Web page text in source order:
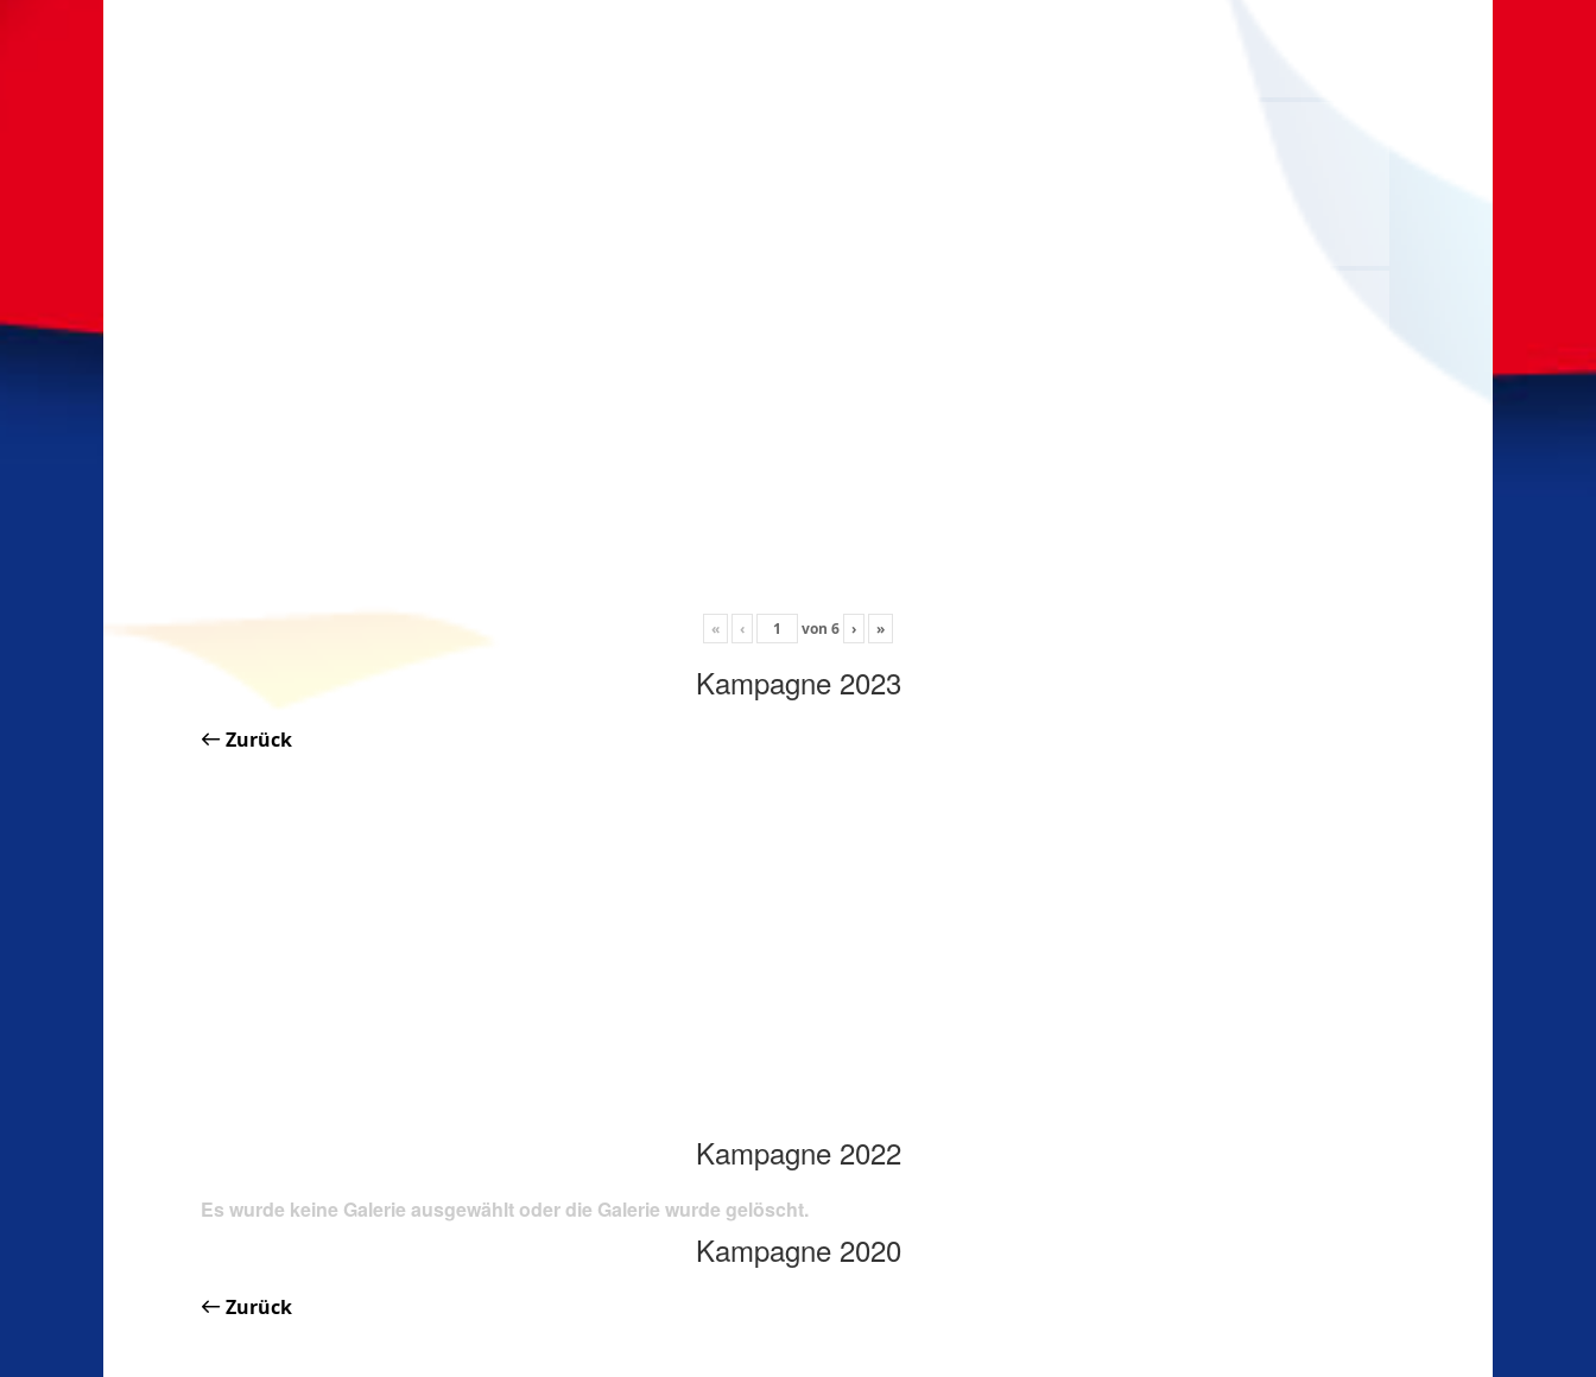
« ‹ von 6 › »
Kampagne 2023
Zurück
Kampagne 2022
Es wurde keine Galerie ausgewählt oder die Galerie wurde gelöscht.
Kampagne 2020
Zurück